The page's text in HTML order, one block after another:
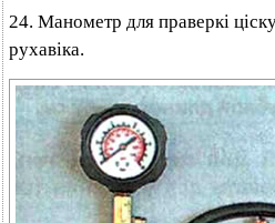
24. Манометр для праверкі
рухавіка.